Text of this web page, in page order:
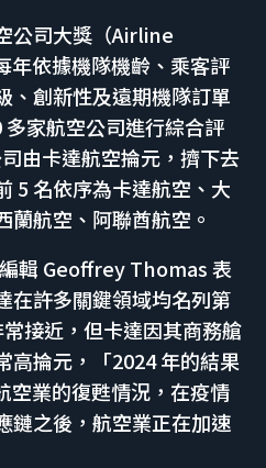
公司大獎（Airline
依據機隊機齡、乘客評
、創新性及遠期機隊訂單
家航空公司進行綜合評
由卡達航空掄元，擠下去
5 名依序為卡達航空、大
蘭航空、阿聯酋航空。
輯 Geoffrey Thomas 表
在許多關鍵領域均名列第
接近，但卡達因其商務艙
高掄元，「2024 年的結果
空業的復甦情況，在疫情
鏈之後，航空業正在加速